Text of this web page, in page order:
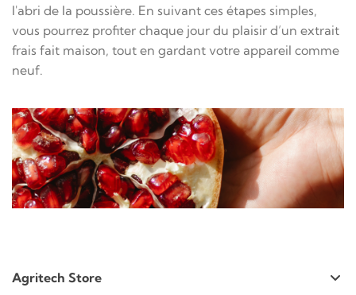
l'abri de la poussière. En suivant ces étapes simples,
vous pourrez profiter chaque jour du plaisir d’un extrait
frais fait maison, tout en gardant votre appareil comme
neuf.
Agritech Store